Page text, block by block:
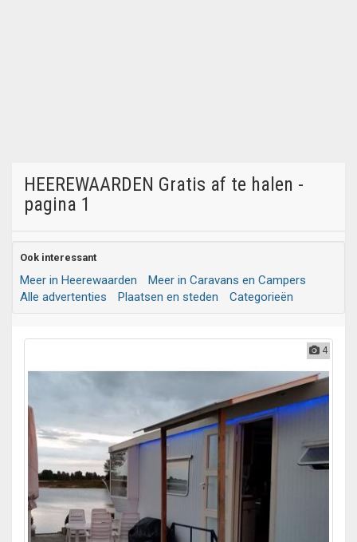
HEEREWAARDEN Gratis af te halen -
pagina 1
Ook interessant
Meer in Heerewaarden
Meer in Caravans en Campers
Alle advertenties
Plaatsen en steden Categorieën
4